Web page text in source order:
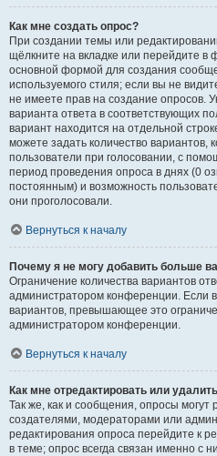
Как мне создать опрос?
При создании темы или
щёлкните на вкладке или перейдите в
основной формой для создания
используемого стиля; если вы не
не имеете прав на создание опросов.
варианта ответа в соответствующих
вариант находится на отдельной
можете задать количество вариантов,
пользователи при голосовании, с
период проведения опроса в днях (0
постоянным) и возможность
они проголосовали.
Вернуться к началу
Почему я не могу добавить больше
Ограничение количества вариантов
администратором конференции. Если
вариантов, превышающее это
администратором конференции.
Вернуться к началу
Как мне отредактировать или
Так же, как и сообщения, опросы могут
создателями, модераторами или
редактирования опроса перейдите к
в теме; опрос всегда связан именно с